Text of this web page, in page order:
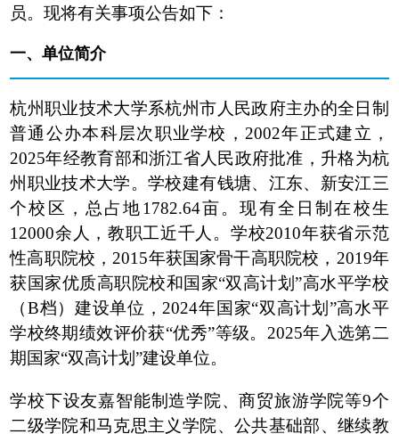
员。现将有关事项公告如下：
一、单位简介
杭州职业技术大学系杭州市人民政府主办的全日制
普通公办本科层次职业学校，2002年正式建立，
2025年经教育部和浙江省人民政府批准，升格为杭
州职业技术大学。学校建有钱塘、江东、新安江三
个校区，总占地1782.64亩。现有全日制在校生
12000余人，教职工近千人。学校2010年获省示范
性高职院校，2015年获国家骨干高职院校，2019年
获国家优质高职院校和国家“双高计划”高水平学校
（B档）建设单位，2024年国家“双高计划”高水平
学校终期绩效评价获“优秀”等级。2025年入选第二
期国家“双高计划”建设单位。
学校下设友嘉智能制造学院、商贸旅游学院等9个
二级学院和马克思主义学院、公共基础部、继续教